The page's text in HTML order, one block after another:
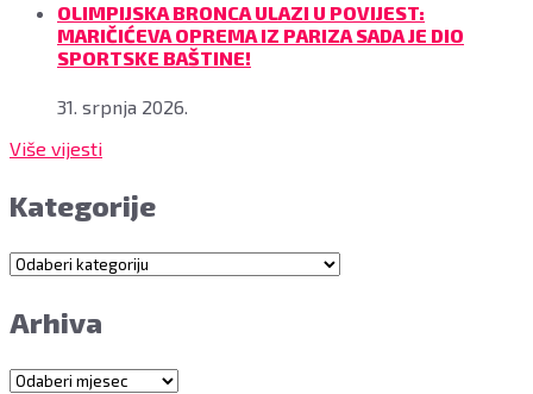
OLIMPIJSKA BRONCA ULAZI U POVIJEST:
MARIČIĆEVA OPREMA IZ PARIZA SADA JE DIO
SPORTSKE BAŠTINE!
31. srpnja 2026.
Više vijesti
Kategorije
Kategorije
Arhiva
Arhiva